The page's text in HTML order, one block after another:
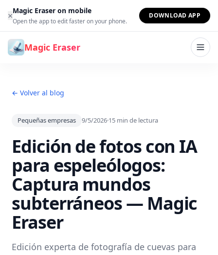
Saltar al contenido
×Magic Eraser on mobile
Open the app to edit faster on your phone.
DOWNLOAD APP
Magic Eraser
← Volver al blog
Pequeñas empresas 9/5/2026·15 min de lectura
Edición de fotos con IA
para espeleólogos:
Captura mundos
subterráneos — Magic
Eraser
Edición experta de fotografía de cuevas para